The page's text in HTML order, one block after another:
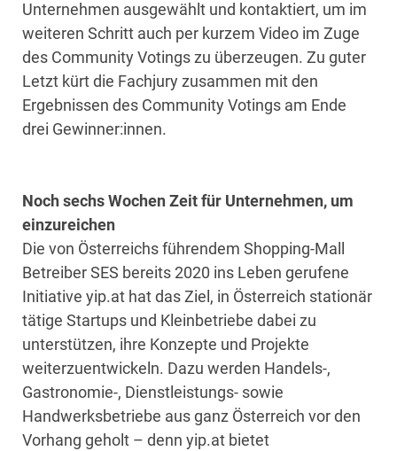
Unternehmen ausgewählt und kontaktiert, um im
weiteren Schritt auch per kurzem Video im Zuge
des Community Votings zu überzeugen. Zu guter
Letzt kürt die Fachjury zusammen mit den
Ergebnissen des Community Votings am Ende
drei Gewinner:innen.
Noch sechs Wochen Zeit für Unternehmen, um
einzureichen
Die von Österreichs führendem Shopping-Mall
Betreiber SES bereits 2020 ins Leben gerufene
Initiative yip.at hat das Ziel, in Österreich stationär
tätige Startups und Kleinbetriebe dabei zu
unterstützen, ihre Konzepte und Projekte
weiterzuentwickeln. Dazu werden Handels-,
Gastronomie-, Dienstleistungs- sowie
Handwerksbetriebe aus ganz Österreich vor den
Vorhang geholt – denn yip.at bietet